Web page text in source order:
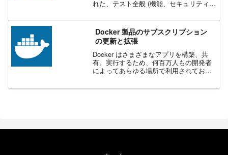
れた、テスト全般 (機能、セキュリティ、
カル インターフェイスに...
Docker 製品のサブスクリプション
の更新と拡張
Docker はさまざまなアプリを構築、共
有、実行するため、何百万人もの開発者
によってあらゆる場所で利用されてお
Docker を使っています。このような職場